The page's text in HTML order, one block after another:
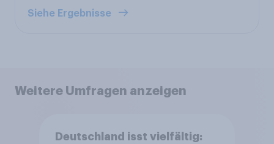
Siehe Ergebnisse
Weitere Umfragen anzeigen
Deutschland isst vielfältig: